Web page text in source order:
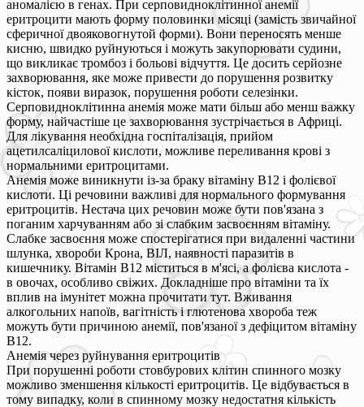
аномалією в генах. При серповидноклітинної анемії
еритроцити мають форму половинки місяці (замість звичайної
сферичної двояковогнутой форми). Вони переносять менше
кисню, швидко руйнуються і можуть закупорювати судини,
що викликає тромбоз і больові відчуття. Це досить серйозне
захворювання, яке може привести до порушення розвитку
кісток, появи виразок, порушення роботи селезінки.
Серповидноклітинна анемія може мати більш або менш важку
форму, найчастіше це захворювання зустрічається в Африці.
Для лікування необхідна госпіталізація, прийом
ацетилсаліцилової кислоти, можливе переливання крові з
нормальними еритроцитами.
Анемія може виникнути із-за браку вітаміну В12 і фолієвої
кислоти. Ці речовини важливі для нормального формування
еритроцитів. Нестача цих речовин може бути пов'язана з
поганим харчуванням або зі слабким засвоєнням вітаміну.
Слабке засвоєння може спостерігатися при видаленні частини
шлунка, хвороби Крона, ВІЛ, наявності паразитів в
кишечнику. Вітамін В12 міститься в м'ясі, а фолієва кислота -
в овочах, особливо свіжих. Докладніше про вітаміни та їх
вплив на імунітет можна прочитати тут. Вживання
алкогольних напоїв, вагітність і глютенова хвороба теж
можуть бути причиною анемії, пов'язаної з дефіцитом вітаміну
В12.
Анемія через руйнування еритроцитів
При порушенні роботи стовбурових клітин спинного мозку
можливо зменшення кількості еритроцитів. Це відбувається в
тому випадку, коли в спинному мозку недостатня кількість